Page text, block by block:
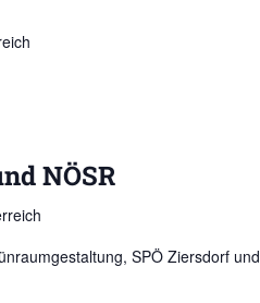
NÖSR
SPÖ Ziersdorf und